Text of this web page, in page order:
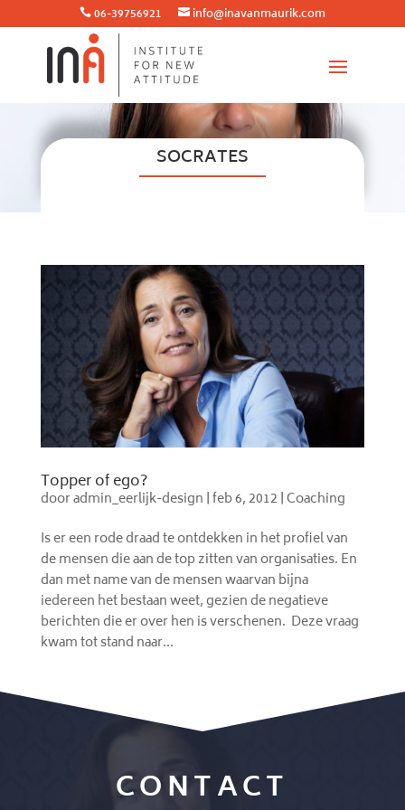
 06-39756921  info@inavanmaurik.com
SOCRATES
Topper of ego?
dooradmin_eerlijk-design |feb 6, 2012 |Coaching
Is er een rode draad te ontdekken in het profiel van
de mensen die aan de top zitten van organisaties. En
dan met name van de mensen waarvan bijna
iedereen het bestaan weet, gezien de negatieve
berichten die er over hen is verschenen. Deze vraag
kwam tot stand naar...
CONTACT